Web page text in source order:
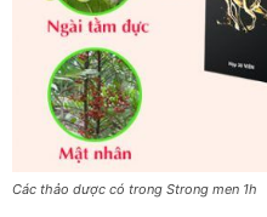
Các thảo dược có trong Strong men 1h